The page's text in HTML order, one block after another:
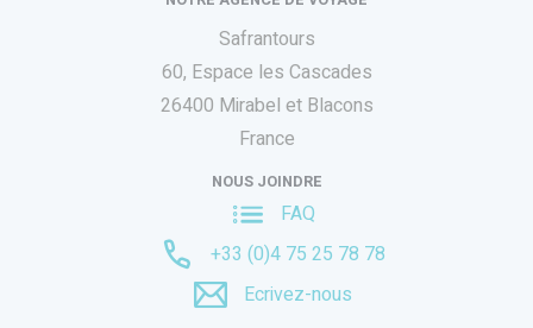
Safrantours
60, Espace les Cascades
26400 Mirabel et Blacons
France
NOUS JOINDRE
FAQ
+33 (0)4 75 25 78 78
Ecrivez-nous